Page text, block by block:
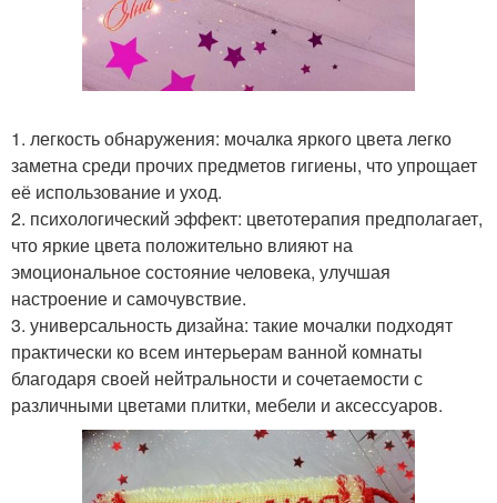
1. легкость обнаружения: мочалка яркого цвета легко
заметна среди прочих предметов гигиены, что упрощает
её использование и уход.
2. психологический эффект: цветотерапия предполагает,
что яркие цвета положительно влияют на
эмоциональное состояние человека, улучшая
настроение и самочувствие.
3. универсальность дизайна: такие мочалки подходят
практически ко всем интерьерам ванной комнаты
благодаря своей нейтральности и сочетаемости с
различными цветами плитки, мебели и аксессуаров.